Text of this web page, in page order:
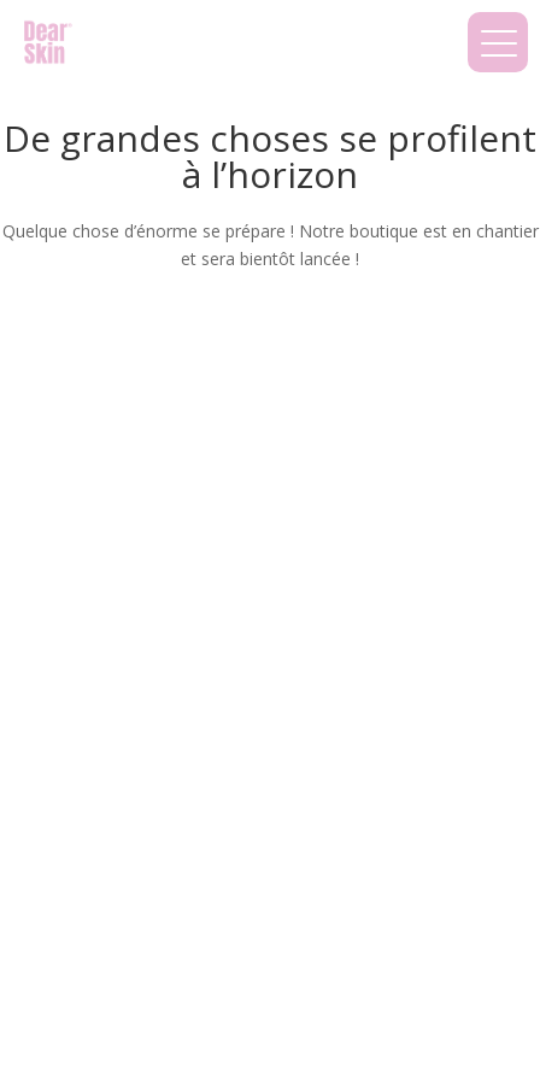
De grandes choses se profilent
à l’horizon
Quelque chose d’énorme se prépare ! Notre boutique est en chantier
et sera bientôt lancée !